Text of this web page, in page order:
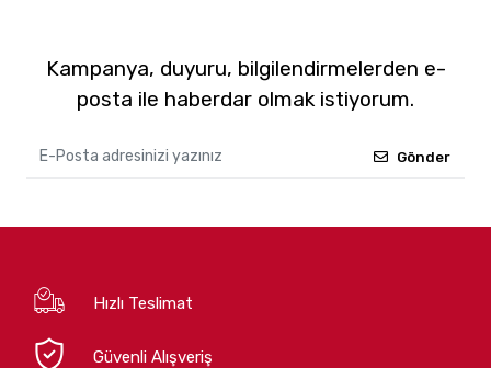
Kampanya, duyuru, bilgilendirmelerden e-
posta ile haberdar olmak istiyorum.
Gönder
Hızlı Teslimat
Güvenli Alışveriş